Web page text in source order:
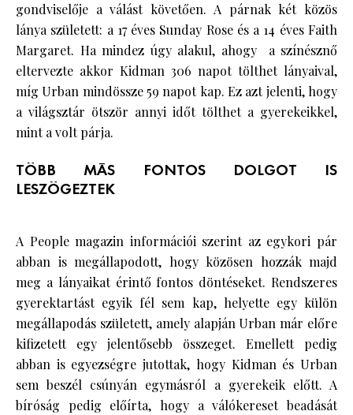
gondviselője a válást követően. A párnak két közös
lánya született: a 17 éves Sunday Rose és a 14 éves Faith
Margaret. Ha mindez úgy alakul, ahogy a színésznő
eltervezte akkor Kidman 306 napot tölthet lányaival,
míg Urban mindössze 59 napot kap. Ez azt jelenti, hogy
a világsztár ötször annyi időt tölthet a gyerekeikkel,
mint a volt párja.
TÖBB MÁS FONTOS DOLGOT IS
LESZÖGEZTEK
A People magazin információi szerint az egykori pár
abban is megállapodott, hogy közösen hozzák majd
meg a lányaikat érintő fontos döntéseket. Rendszeres
gyerektartást egyik fél sem kap, helyette egy külön
megállapodás született, amely alapján Urban már előre
kifizetett egy jelentősebb összeget. Emellett pedig
abban is egyezségre jutottak, hogy Kidman és Urban
sem beszél csúnyán egymásról a gyerekeik előtt. A
bíróság pedig előírta, hogy a válókereset beadását